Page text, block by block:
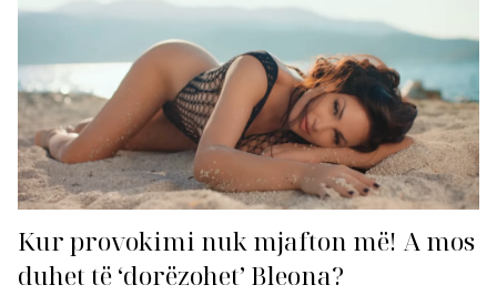
Kur provokimi nuk mjafton më! A mos
duhet të ‘dorëzohet’ Bleona?